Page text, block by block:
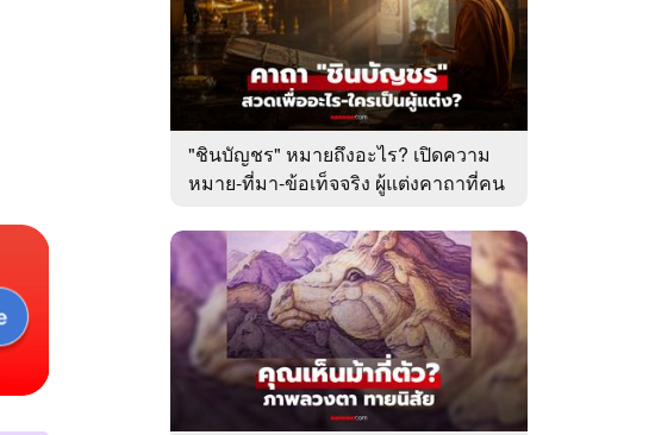
"ชินบัญชร" หมายถึงอะไร? เปิดความ
หมาย-ที่มา-ข้อเท็จจริง ผู้แต่งคาถาที่คน